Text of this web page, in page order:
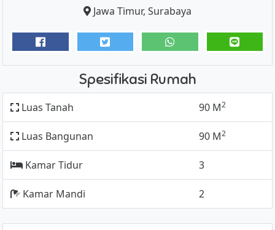
Jawa Timur, Surabaya
Spesifikasi Rumah
Luas Tanah 90 M2
Luas Bangunan 90 M2
Kamar Tidur 3
Kamar Mandi 2